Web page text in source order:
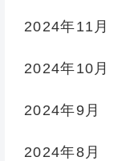
2024年11月
2024年10月
2024年9月
2024年8月